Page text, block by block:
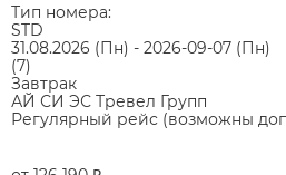
Тип номера:
STD
31.08.2026 (Пн) - 2026-09-07 (Пн)
(7)
Завтрак
АЙ СИ ЭС Тревел Групп
Регулярный рейс (возможны